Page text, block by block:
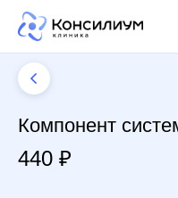
Компонент
440 ₽